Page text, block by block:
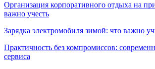
Организация корпоративного отдыха на
важно учесть
Зарядка электромобиля зимой: что важно
Практичность без компромиссов:
сервиса